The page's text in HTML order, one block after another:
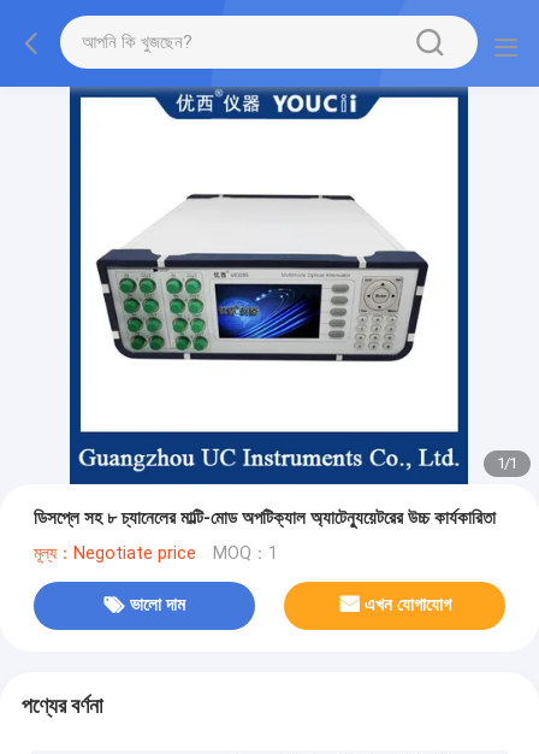
1/1
ডিসপ্লে সহ ৮ চ্যানেলের মাল্টি-মোড অপটিক্যাল অ্যাটেন্যুয়েটরের উচ্চ কার্যকারিতা
মূল্য：Negotiate price MOQ：1
ভালো দাম এখন যোগাযোগ
পণ্যের বর্ণনা